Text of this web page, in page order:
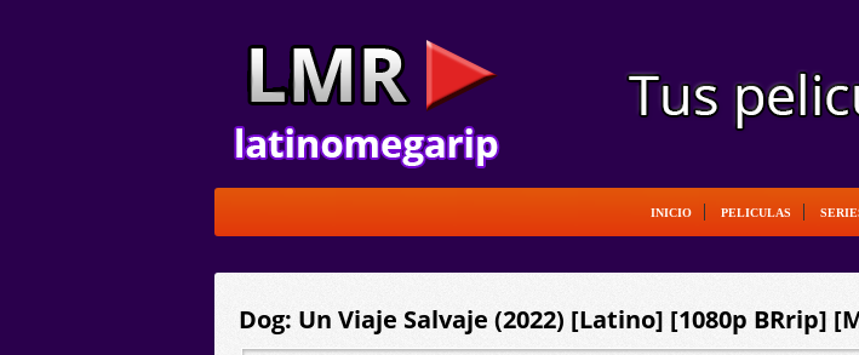
INICIO PELICULAS
Dog: Un Viaje Salvaje (2022) [Latino] [1080p BRrip]